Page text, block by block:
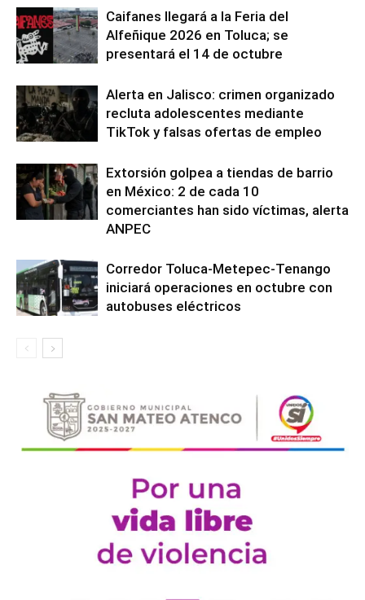
Caifanes llegará a la Feria del
Alfeñique 2026 en Toluca; se
presentará el 14 de octubre
Alerta en Jalisco: crimen organizado
recluta adolescentes mediante
TikTok y falsas ofertas de empleo
Extorsión golpea a tiendas de barrio
en México: 2 de cada 10
comerciantes han sido víctimas, alerta
ANPEC
Corredor Toluca-Metepec-Tenango
iniciará operaciones en octubre con
autobuses eléctricos